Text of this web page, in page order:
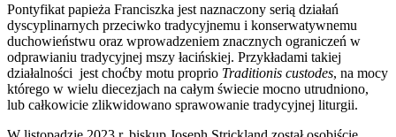
Pontyfikat papieża Franciszka jest naznaczony serią działań
dyscyplinarnych przeciwko tradycyjnemu i konserwatywnemu
duchowieństwu oraz wprowadzeniem znacznych ograniczeń w
odprawianiu tradycyjnej mszy łacińskiej. Przykładami takiej
działalności jest choćby motu proprio Traditionis custodes, na mocy
którego w wielu diecezjach na całym świecie mocno utrudniono,
lub całkowicie zlikwidowano sprawowanie tradycyjnej liturgii.